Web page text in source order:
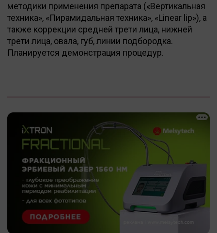
методики применения препарата («Вертикальная
техника», «Пирамидальная техника», «Linear lip»), а
также коррекции средней трети лица, нижней
трети лица, овала, губ, линии подбородка.
Планируется демонстрация процедур.